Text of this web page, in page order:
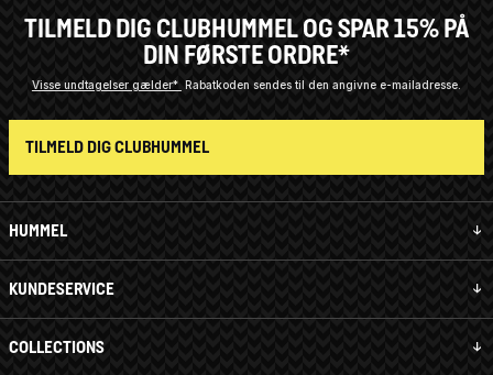
HUMMEL
KUNDESERVICE
COLLECTIONS
TILMELD DIG CLUBHUMMEL OG SPAR 15% PÅ
DIN FØRSTE ORDRE*
Visse undtagelser gælder* Rabatkoden sendes til den angivne e-mailadresse.
TILMELD DIG CLUBHUMMEL